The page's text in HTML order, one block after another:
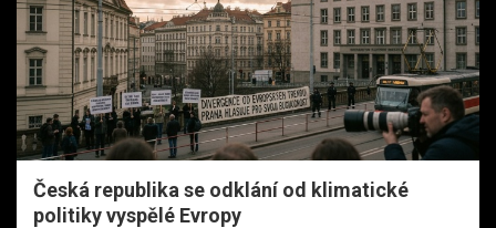
Česká republika se odklání od klimatické
politiky vyspělé Evropy